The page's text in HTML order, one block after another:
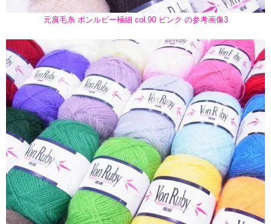
元廣毛糸 ボンルビー極細 col.90 ピンク の参考画像3